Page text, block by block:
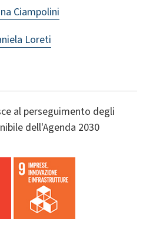
Ciampolini
Loreti
al perseguimento degli
dell'Agenda 2030